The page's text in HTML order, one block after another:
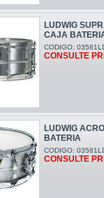
LUDWIG
CAJA
CODIGO:
CONSULTE
LUDWIG
BATERIA
CODIGO:
CONSULTE